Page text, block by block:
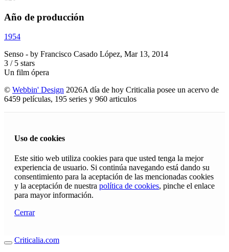
Año de producción
1954
Senso - by Francisco Casado López, Mar 13, 2014
3 / 5 stars
Un film ópera
© Webbin' Design 2026A día de hoy Criticalia posee un acervo de
6459 películas, 195 series y 960 articulos
Uso de cookies
Este sitio web utiliza cookies para que usted tenga la mejor
experiencia de usuario. Si continúa navegando está dando su
consentimiento para la aceptación de las mencionadas cookies
y la aceptación de nuestra política de cookies, pinche el enlace
para mayor información.
Cerrar
Criticalia.com